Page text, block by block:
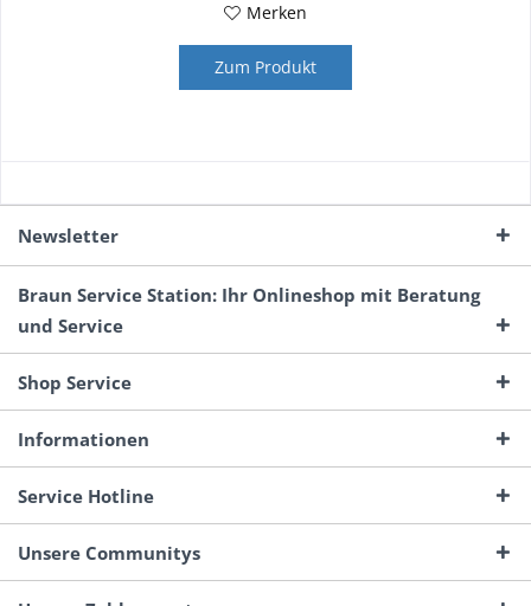
Merken
Zum Produkt
Newsletter
Braun Service Station: Ihr Onlineshop mit Beratung
und Service
Shop Service
Informationen
Service Hotline
Unsere Communitys